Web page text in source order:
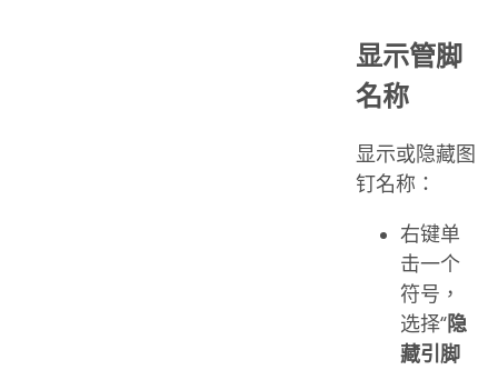
显示管脚
名称
显示或隐藏图
钉名称：
右键单
击一个
符号，
选择“隐
藏引脚